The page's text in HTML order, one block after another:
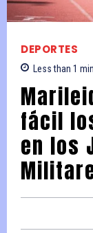
DEPORTES
Less than 1
fácil
en los